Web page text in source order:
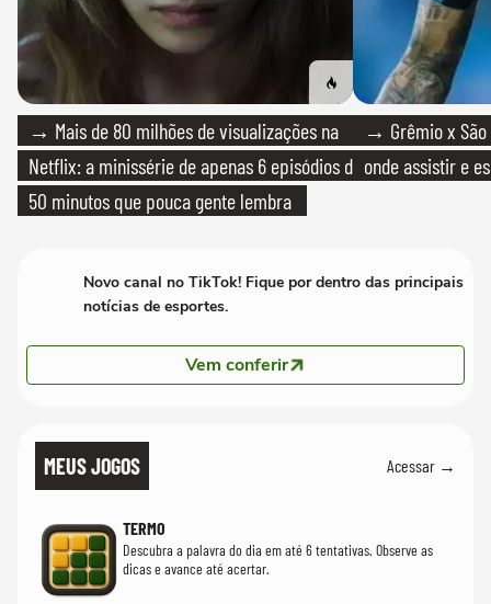
→ Mais de 80 milhões de visualizações na
Netflix: a minissérie de apenas 6 episódios de
50 minutos que pouca gente lembra
→ Grêmio x São
onde assistir e
Novo canal no TikTok! Fique por dentro das principais
notícias de esportes.
Vem conferir
MEUS JOGOS Acessar →
TERMO
Descubra a palavra do dia em até 6 tentativas. Observe as
dicas e avance até acertar.